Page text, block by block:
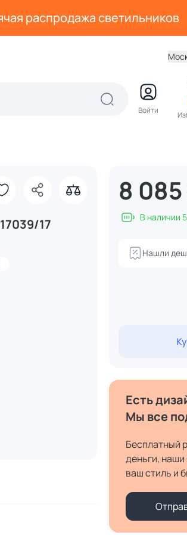
распродажа светильников
Войти
17
8
В наличии
Есть
Мы все
Бесплатный
деньги, наши
ваш стиль и